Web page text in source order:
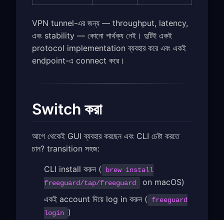
VPN tunnel-এর জন্য — throughput, latency,
এবং stability — কোনো পার্থক্য নেই। দুটিই একই
protocol implementation ব্যবহার করে এবং একই
endpoint-এ connect করে।
Switch করা
আগে থেকেই GUI ব্যবহার করছেন এবং CLI চেষ্টা করতে
চান? transition সহজ:
CLI install করুন (
brew install
freeguard/tap/freeguard
on macOS)
একই account দিয়ে log in করুন (
freeguard
login )